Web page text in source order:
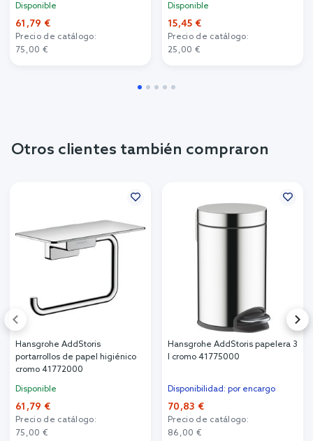
Disponible
61,79 €
Precio de catálogo:
75,00 €
Disponible
15,45 €
Precio de catálogo:
25,00 €
Otros clientes también compraron
Hansgrohe AddStoris
portarrollos de papel higiénico
cromo 41772000
Disponible
61,79 €
Precio de catálogo:
75,00 €
Hansgrohe AddStoris papelera 3
l cromo 41775000
Disponibilidad: por encargo
70,83 €
Precio de catálogo:
86,00 €